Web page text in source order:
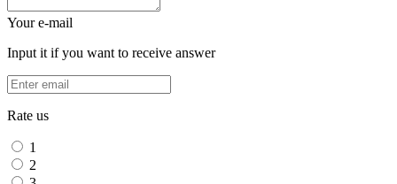
Your e-mail
Input it if you want to receive answer
Rate us
1
2